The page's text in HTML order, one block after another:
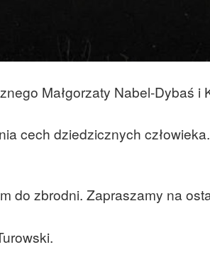
Małgorzaty Nabel-Dybaś i
cech dziedzicznych
do zbrodni. Zapraszamy na